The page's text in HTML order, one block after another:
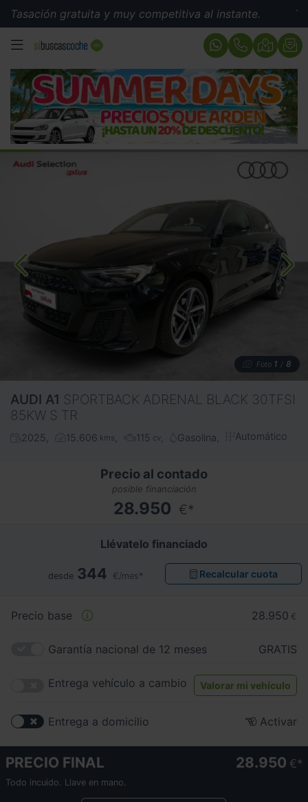
gratuita y muy competitiva al instante. Tasación
MENÚ
Foto 1 / 8
AUDI A1 SPORTBACK ADRENAL BLACK 30TFSI
85KW S TR
2025 15.606 kms 115 cv Gasolina Automático
Precio al contado
posible financiación
28.950 €*
Llévatelo financiado
desde 344 €/mes* Recalcular cuota
Precio base 28.950 €
Garantía nacional de 12 meses GRATIS
Entrega vehículo a cambio Valorar mi vehículo
Entrega a domicilio Activar
PRECIO FINAL 28.950 €
Todo incuido. Llave en mano.